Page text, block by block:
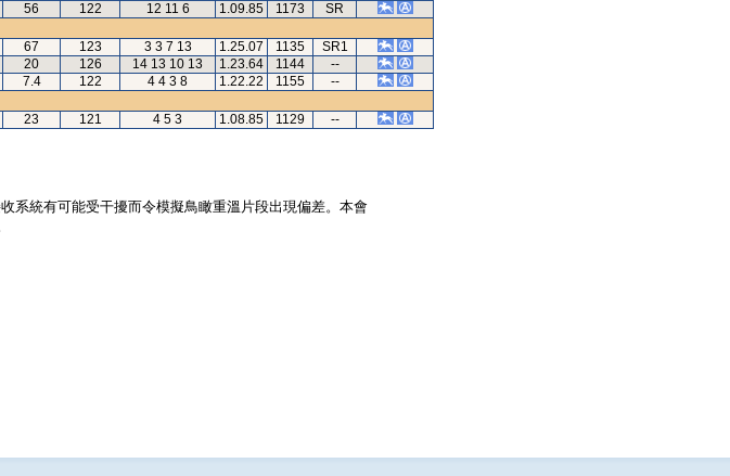
56 122 12 11 6 1.09.85 1173
SR
67 123 3 3 7 13 1.25.07 1135
SR1
20 126 14 13 10 13 1.23.64 1144
--
7.4 122 4 4 3 8 1.22.22 1155
--
23 121 4 5 3 1.08.85 1129 --
系統有可能受干擾而令模擬鳥瞰重溫片段出現偏差。本會